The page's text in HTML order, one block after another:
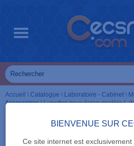
BIENVENUE SUR
Ce site internet est
Accueil \ Catalogue \ Laboratoire - Cabinet \
Accessoires\Lunettes pour écran modèle L